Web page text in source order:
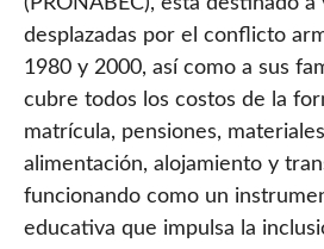
desplazadas por el conflicto
1980 y 2000, así como a sus
cubre todos los costos de la
matrícula, pensiones,
alimentación, alojamiento y
funcionando como un
educativa que impulsa la